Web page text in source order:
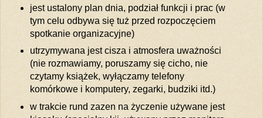
jest ustalony plan dnia, podział funkcji i prac (w
tym celu odbywa się tuż przed rozpoczęciem
spotkanie organizacyjne)
utrzymywana jest cisza i atmosfera uważności
(nie rozmawiamy, poruszamy się cicho, nie
czytamy książek, wyłączamy telefony
komórkowe i komputery, zegarki, budziki itd.)
w trakcie rund zazen na życzenie używane jest